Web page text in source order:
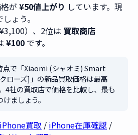
が ¥50値上がり しています。現
ょう。
¥3,100）、2位は 買取商店
¥100 です。
点で「Xiaomi (シャオミ) Smart
ローズ]」の新品買取価格は最高
4社の買取店で価格を比較し、最も
ましょう。
iPhone買取 / iPhone在庫確認 /